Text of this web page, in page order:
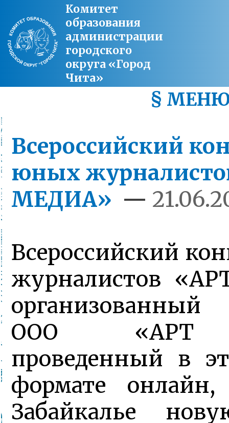
Комитет
образования
администрации
городского
округа «Город
Чита»
§
Всероссийский
юных
МЕДИА» —
Всероссийский
журналистов
ООО «АРТ
проведенный в
формате
Забайкалье